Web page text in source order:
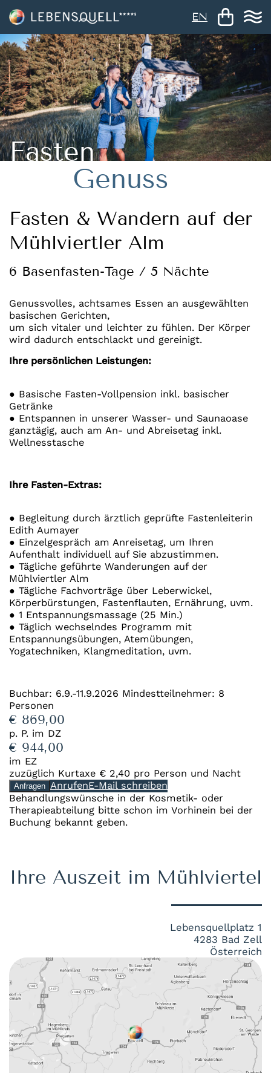
EN
Fasten
Genuss
Fasten & Wandern auf der
Mühlviertler Alm
6 Basenfasten-Tage / 5 Nächte
Genussvolles, achtsames Essen an ausgewählten
basischen Gerichten,
um sich vitaler und leichter zu fühlen. Der Körper
wird dadurch entschlackt und gereinigt.
Ihre persönlichen Leistungen:
● Basische Fasten-Vollpension inkl. basischer
Getränke
● Entspannen in unserer Wasser- und Saunaoase
ganztägig, auch am An- und Abreisetag inkl.
Wellnesstasche
Ihre Fasten-Extras:
● Begleitung durch ärztlich geprüfte Fastenleiterin
Edith Aumayer
● Einzelgespräch am Anreisetag, um Ihren
Aufenthalt individuell auf Sie abzustimmen.
● Tägliche geführte Wanderungen auf der
Mühlviertler Alm
● Tägliche Fachvorträge über Leberwickel,
Körperbürstungen, Fastenflauten, Ernährung, uvm.
● 1 Entspannungsmassage (25 Min.)
● Täglich wechselndes Programm mit
Entspannungsübungen, Atemübungen,
Yogatechniken, Klangmeditation, uvm.
Buchbar: 6.9.-11.9.2026 Mindestteilnehmer: 8
Personen
€ 869,00
p. P. im DZ
€ 944,00
im EZ
zuzüglich Kurtaxe € 2,40 pro Person und Nacht
Anfragen AnrufenE-Mail schreiben
Behandlungswünsche in der Kosmetik- oder
Therapieabteilung bitte schon im Vorhinein bei der
Buchung bekannt geben.
Ihre Auszeit im Mühlviertel
Lebensquellplatz 1
4283 Bad Zell
Österreich